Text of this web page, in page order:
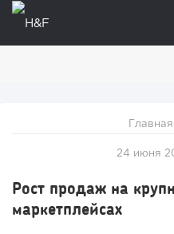
Главная
24 июня
Рост продаж на
маркетплейсах